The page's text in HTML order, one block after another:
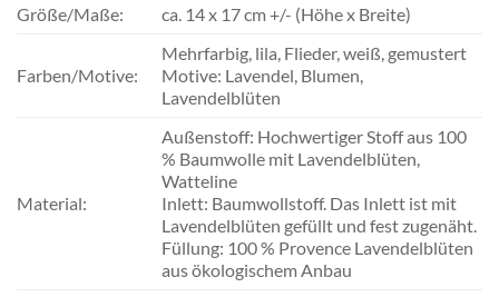
Größe/Maße:
ca. 14 x 17 cm +/- (Höhe x Breite)
Farben/Motive:
Mehrfarbig, lila, Flieder, weiß, gemustert
Motive: Lavendel, Blumen,
Lavendelblüten
Material:
Außenstoff: Hochwertiger Stoff aus 100
% Baumwolle mit Lavendelblüten,
Watteline
Inlett: Baumwollstoff. Das Inlett ist mit
Lavendelblüten gefüllt und fest zugenäht.
Füllung: 100 % Provence Lavendelblüten
aus ökologischem Anbau